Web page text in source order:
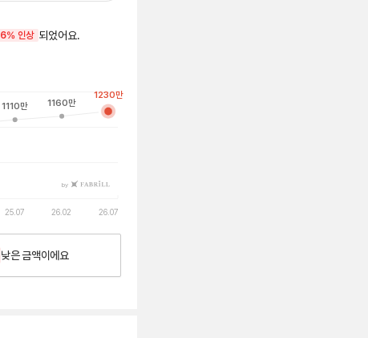
6% 인상 되었어요.
25.07 26.02 26.07
by
1110만 1160만
1230만
낮은금액이에요